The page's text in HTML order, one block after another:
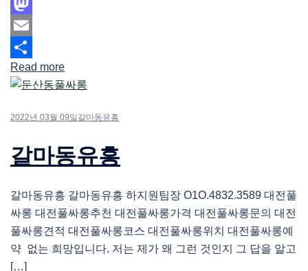
Facebook
Mastodon
Email
Share
Read more
2022년 03월 09일 갈마동유흥
갈마동유흥
갈마동유흥 갈마동유흥 하지원팀장 O1O.4832.3589 대전풀
싸롱 대전풀싸롱추천 대전풀싸롱가격 대전풀싸롱문의 대전
풀싸롱견적 대전풀싸롱코스 대전풀싸롱위치 대전풀싸롱예
약 없는 희망입니다. 저는 제가 왜 그런 것인지 그 답을 알고
[…]